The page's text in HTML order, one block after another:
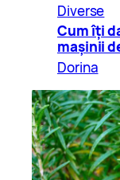
Diverse
Cum îți
mașinii
Dorina